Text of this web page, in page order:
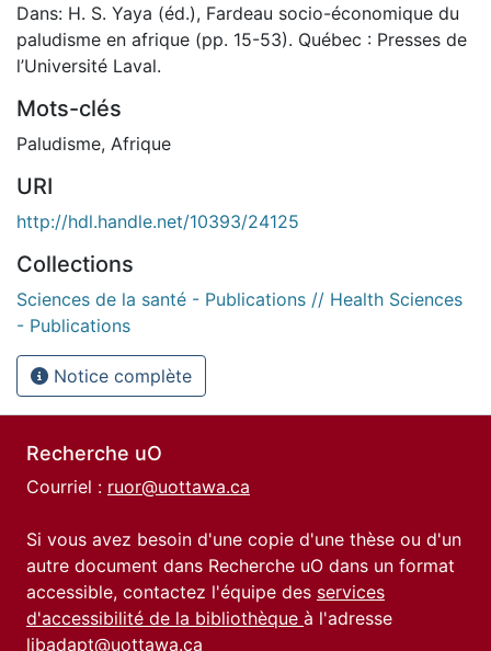
Dans: H. S. Yaya (éd.), Fardeau socio-économique du
paludisme en afrique (pp. 15-53). Québec : Presses de
l’Université Laval.
Mots-clés
Paludisme, Afrique
URI
http://hdl.handle.net/10393/24125
Collections
Sciences de la santé - Publications // Health Sciences
- Publications
Notice complète
Recherche uO
Courriel : ruor@uottawa.ca
Si vous avez besoin d'une copie d'une thèse ou d'un
autre document dans Recherche uO dans un format
accessible, contactez l'équipe des services
d'accessibilité de la bibliothèque à l'adresse
libadapt@uottawa.ca